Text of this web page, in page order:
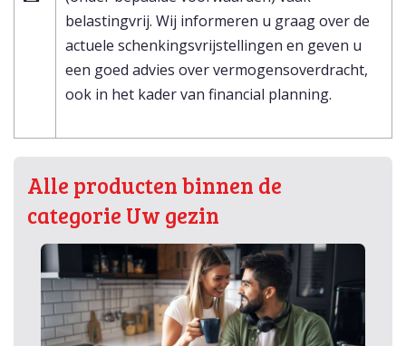
belastingvrij. Wij informeren u graag over de
actuele schenkingsvrijstellingen en geven u
een goed advies over vermogensoverdracht,
ook in het kader van financial planning.
Alle producten binnen de
categorie Uw gezin